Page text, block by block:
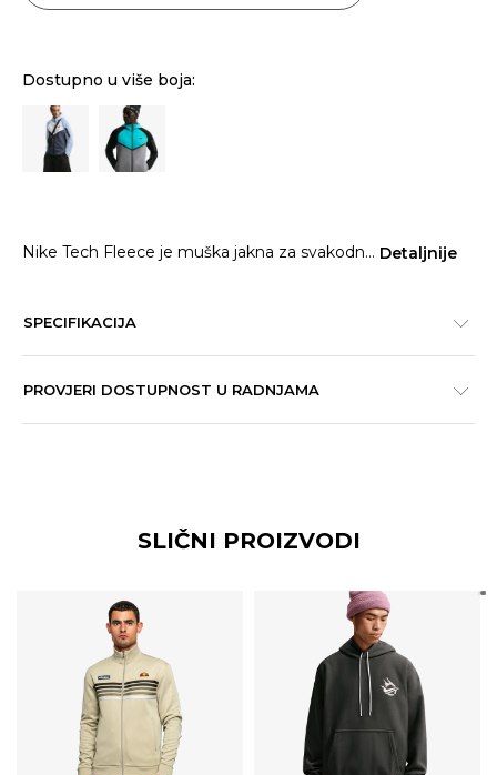
Dostupno u više boja:
Nike Tech Fleece je muška jakna za svakodn... Detaljnije
SPECIFIKACIJA
PROVJERI DOSTUPNOST U RADNJAMA
SLIČNI PROIZVODI